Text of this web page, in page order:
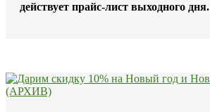
действует прайс-лист выходного дня.